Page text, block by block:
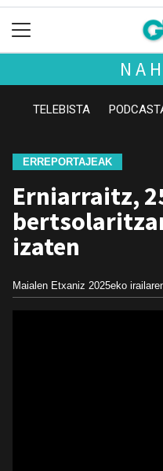
TELEBISTA
ERREPORTAJEAK
Erniarraitz,
izaten
Maialen Etxaniz 2025eko